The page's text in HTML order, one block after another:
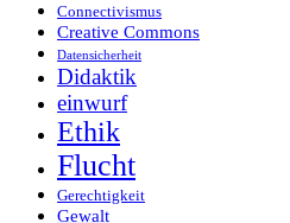
Connectivismus
Creative Commons
Datensicherheit
Didaktik
einwurf
Ethik
Flucht
Gerechtigkeit
Gewalt